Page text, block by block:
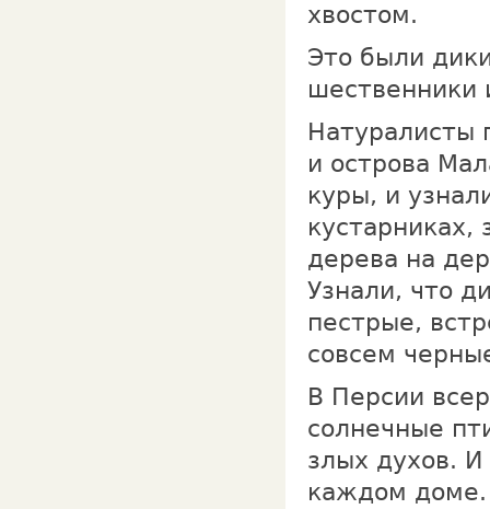
хвостом.
Это были
шественники
Натуралисты
и острова
куры, и
кустарниках,
дерева на
Узнали, что
пестрые,
совсем
В Персии
солнечные
злых духов.
каждом доме.